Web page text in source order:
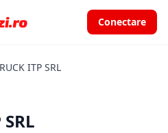
Conectare
ITP SRL